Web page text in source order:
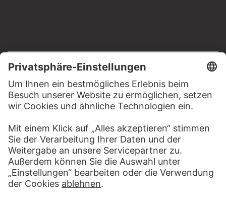
Impressum
Datenschutz
Copyright © 2026 Städel Museum
All rights reserved.
DIGITALE SAMMLUNG
Startseite
Werke
Künstler
Alben